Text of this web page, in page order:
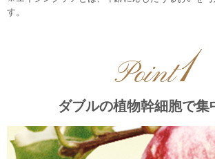
す。
Point1
ダブルの植物幹細胞で集